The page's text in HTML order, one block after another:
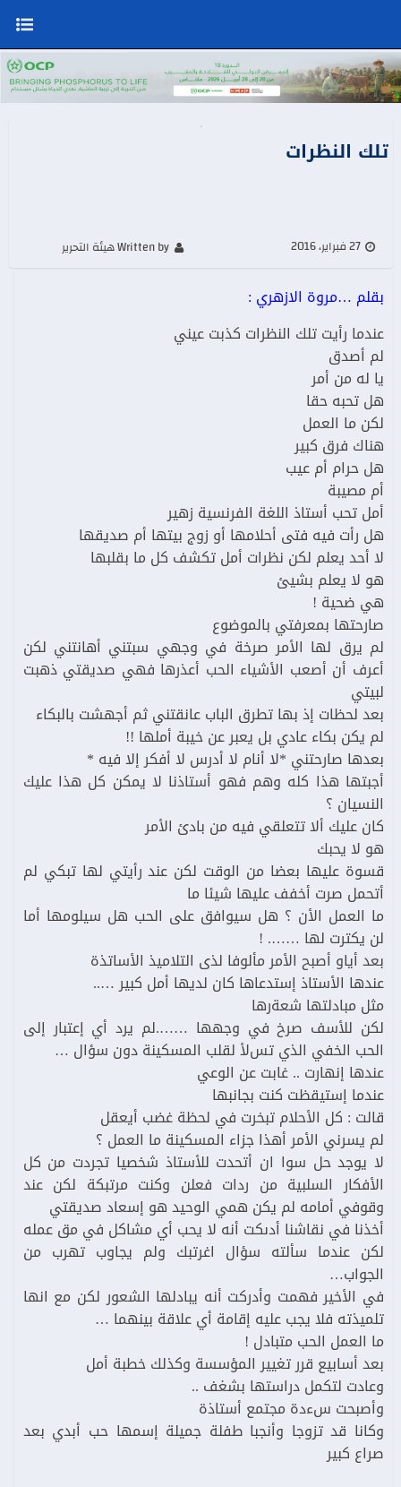
تلك النظرات
27 فبراير، 2016
بقلم …مروة الازهري :
عندما رأيت تلك النظرات كذبت عيني
لم أصدق
يا له من أمر
هل تحبه حقا
لكن ما العمل
هناك فرق كبير
هل حرام أم عيب
أم مصيبة
أمل تحب أستاذ اللغة الفرنسية زهير
هل رأت فيه فتى أحلامها أو زوج بيتها أم صديقها
لا أحد يعلم لكن نظرات أمل تكشف كل ما بقلبها
هو لا يعلم بشيئ
هي ضحية !
صارحتها بمعرفتي بالموضوع
لم يرق لها الأمر صرخة في وجهي سبتني أهانتني لكن
أعرف أن أصعب الأشياء الحب أعذرها فهي صديقتي ذهبت
لبيتي
بعد لحظات إذ بها تطرق الباب عانقتني ثم أجهشت بالبكاء
لم يكن بكاء عادي بل يعبر عن خيبة أملها !!
بعدها صارحتني *لا أنام لا أدرس لا أفكر إلا فيه *
أجبتها هذا كله وهم فهو أستاذنا لا يمكن كل هذا عليك
النسيان ؟
كان عليك ألا تتعلقي فيه من بادئ الأمر
هو لا يحبك
قسوة عليها بعضا من الوقت لكن عند رأيتي لها تبكي لم
أتحمل صرت أخفف عليها شيئا ما
ما العمل الأن ؟ هل سيوافق على الحب هل سيلومها أما
لن يكترت لها ……. !
بعد أياو أصبح الأمر مألوفا لذى التلاميذ الأساتذة
عندها الأستاذ إستدعاها كان لديها أمل كبير …..
مثل مبادلتها شعةرها
لكن للأسف صرخ في وجهها …….لم يرد أي إعتبار إلى
الحب الخفي الذي تسﻷ لقلب المسكينة دون سؤال …
عندها إنهارت .. غابت عن الوعي
عندما إستيقظت كنت بجانبها
قالت : كل الأحلام تبخرت في لحظة غضب أيعقل
لم يسرني الأمر أهذا جزاء المسكينة ما العمل ؟
لا يوجد حل سوا ان أتحدت للأستاذ شخصيا تجردت من كل
الأفكار السلبية من ردات فعلن وكنت مرتبكة لكن عند
وقوفي أمامه لم يكن همي الوحيد هو إسعاد صديقتي
أخذنا في نقاشنا أدىكت أنه لا يحب أي مشاكل في مق عمله
لكن عندما سألته سؤال اغرتبك ولم يجاوب تهرب من
الجواب…
في الأخير فهمت وأدركت أنه يبادلها الشعور لكن مع انها
تلميذته فلا يجب عليه إقامة أي علاقة بينهما …
ما العمل الحب متبادل !
بعد أسابيع قرر تغيير المؤسسة وكذلك خطبة أمل
وعادت لتكمل دراستها بشغف ..
وأصبحت سءدة مجتمع أستاذة
وكانا قد تزوجا وأنجبا طفلة جميلة إسمها حب أبدي بعد
صراع كبير